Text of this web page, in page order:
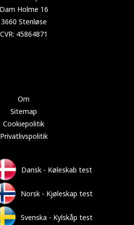
Om
Sitemap
Cookiepolitik
Privatlivspolitik
Dansk - Køleskab test
Norsk - Kjøleskap test
Svenska - Kylskåp test